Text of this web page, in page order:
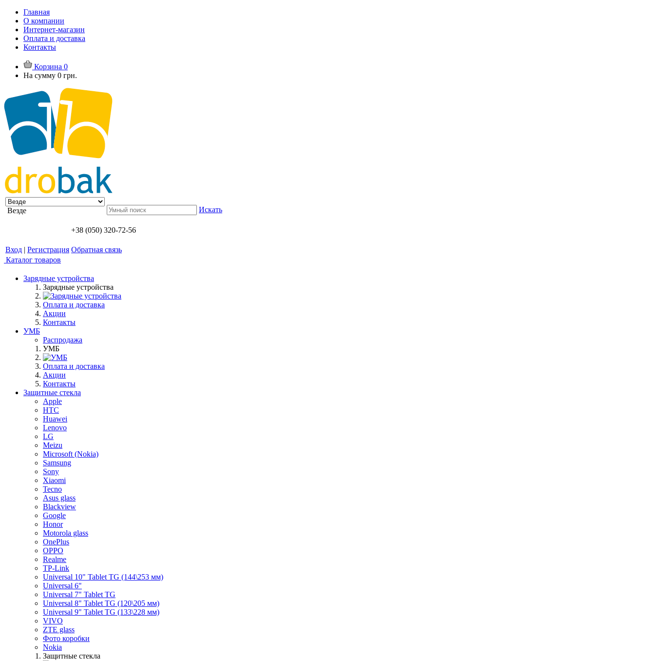
Главная
О компании
Интернет-магазин
Оплата и доставка
Контакты
Корзина 0
На сумму 0 грн.
Везде Искать
+38 (050) 320-72-56
Вход | Регистрация Обратная связь
Каталог товаров
Зарядные устройства
Зарядные устройства
Оплата и доставка
Акции
Контакты
УМБ
Распродажа
УМБ
Оплата и доставка
Акции
Контакты
Защитные стекла
Apple
HTC
Huawei
Lenovo
LG
Meizu
Microsoft (Nokia)
Samsung
Sony
Xiaomi
Tecno
Asus glass
Blackview
Google
Honor
Motorola glass
OnePlus
OPPO
Realme
TP-Link
Universal 10" Tablet TG (144\253 мм)
Universal 6"
Universal 7" Tablet TG
Universal 8" Tablet TG (120\205 мм)
Universal 9" Tablet TG (133\228 мм)
VIVO
ZTE glass
Фото коробки
Nokia
Защитные стекла